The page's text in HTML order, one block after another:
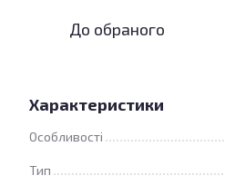
До обраного
Характеристики
Особливості
Тип